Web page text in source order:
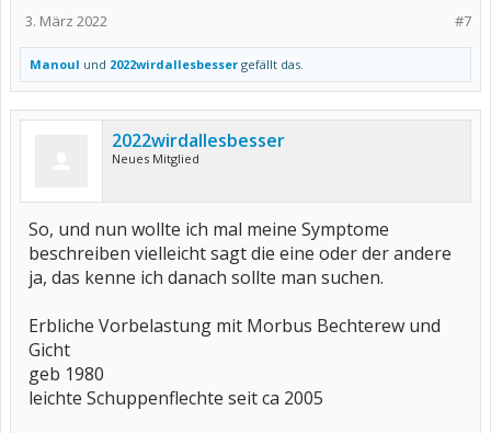
#7
3. März 2022
Manoul und 2022wirdallesbesser gefällt das.
2022wirdallesbesser
Neues Mitglied
So, und nun wollte ich mal meine Symptome
beschreiben vielleicht sagt die eine oder der andere
ja, das kenne ich danach sollte man suchen.
Erbliche Vorbelastung mit Morbus Bechterew und
Gicht
geb 1980
leichte Schuppenflechte seit ca 2005